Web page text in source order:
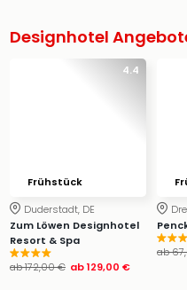
Designhotel
4.4
Frühstück
Duderstadt, DE
Zum Löwen Designhotel
Resort & Spa
ab172,00 € ab129,00 €
ab